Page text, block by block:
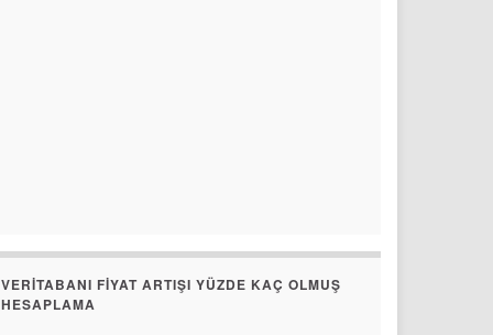
VERITABANI FIYAT ARTIŞI YÜZDE KAÇ OLMUŞ
HESAPLAMA